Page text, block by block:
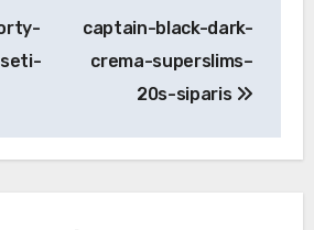
captain-black-dark-
crema-superslims–
20s-siparis